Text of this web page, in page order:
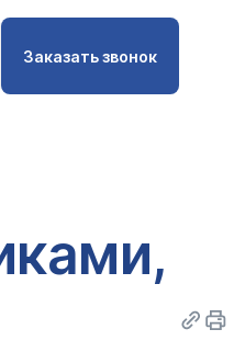
Заказать звонок